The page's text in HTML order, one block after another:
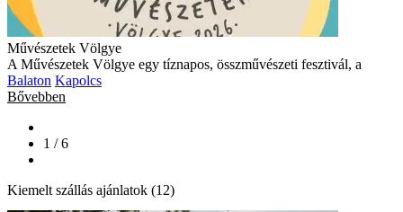
Művészetek Völgye
A Művészetek Völgye egy tíznapos, összművészeti fesztivál, a
Balaton Kapolcs
Bővebben
1 / 6
Kiemelt szállás ajánlatok (12)